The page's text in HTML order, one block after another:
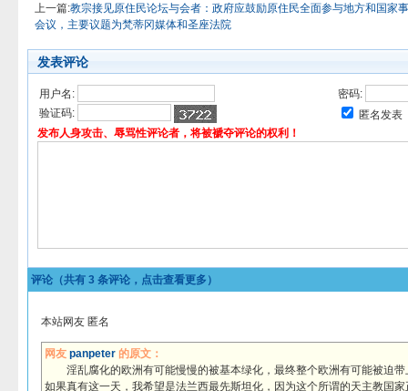
上一篇:教宗接见原住民论坛与会者：政府应鼓励原住民全面参与地方和国家
会议，主要议题为梵蒂冈媒体和圣座法院
发表评论
用户名:
密码:
验证码:
匿名发表
发布人身攻击、辱骂性评论者，将被褫夺评论的权利！
评论（共有 3 条评论，点击查看更多）
本站网友 匿名
网友 panpeter的原文：
淫乱腐化的欧洲有可能慢慢的被基本绿化，最终整个欧洲有可能被迫带
如果真有这一天，我希望是法兰西最先斯坦化，因为这个所谓的天主教国